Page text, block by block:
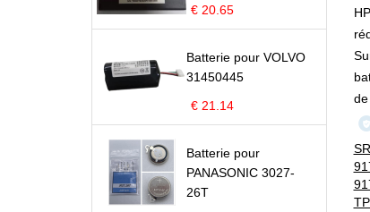
€ 20.65
Batterie pour VOLVO
31450445
€ 21.14
Batterie pour
PANASONIC 3027-
26T
de